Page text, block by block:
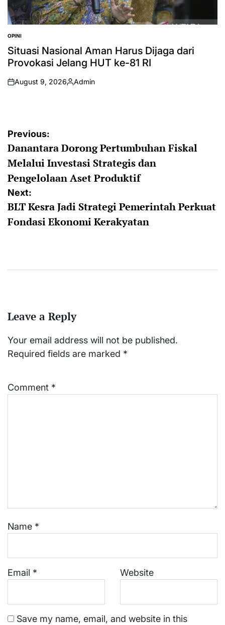
POSTED
IN
OPINI
Situasi Nasional Aman Harus Dijaga dari
Provokasi Jelang HUT ke-81 RI
on
August 9, 2026
Posted
Admin
Post
navigation
Previous:
Danantara Dorong Pertumbuhan Fiskal
Melalui Investasi Strategis dan
Pengelolaan Aset Produktif
Next:
BLT Kesra Jadi Strategi Pemerintah Perkuat
Fondasi Ekonomi Kerakyatan
Leave a Reply
Your email address will not be published.
Required fields are marked *
Comment *
Name *
Email * Website
Save my name, email, and website in this